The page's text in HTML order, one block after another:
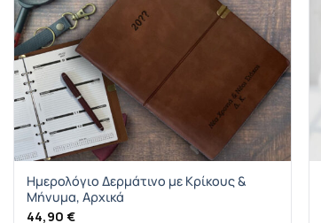
Ημερολόγιο Δερμάτινο με Κρίκους &
Μήνυμα, Αρχικά
44,90 €